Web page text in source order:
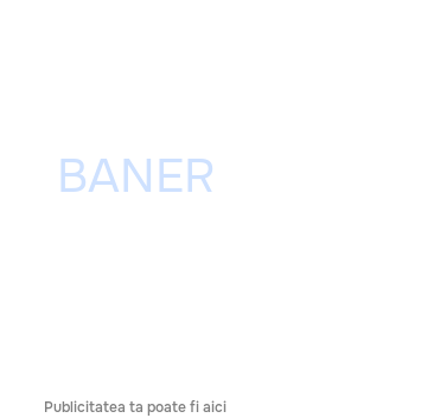
Publicitatea ta poate fi aici